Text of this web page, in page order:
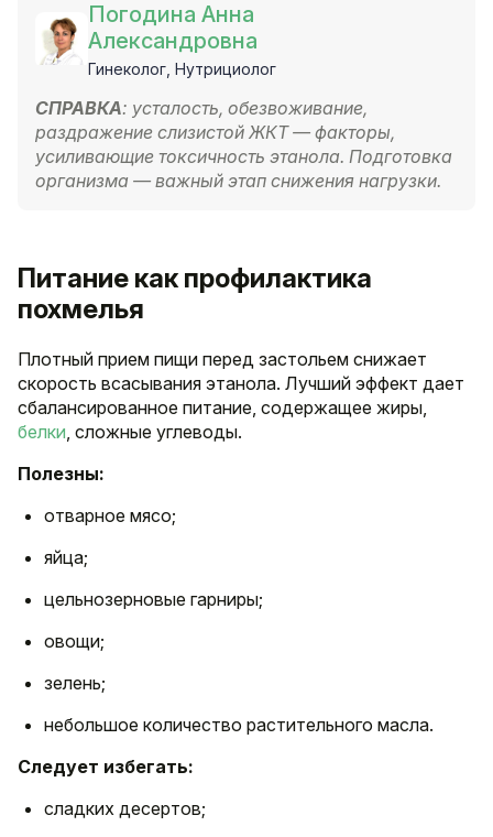
Погодина Анна
Александровна
Гинеколог, Нутрициолог
СПРАВКА: усталость, обезвоживание,
раздражение слизистой ЖКТ — факторы,
усиливающие токсичность этанола. Подготовка
организма — важный этап снижения нагрузки.
Питание как профилактика
похмелья
Плотный прием пищи перед застольем снижает
скорость всасывания этанола. Лучший эффект дает
сбалансированное питание, содержащее жиры,
белки , сложные углеводы.
Полезны:
отварное мясо;
яйца;
цельнозерновые гарниры;
овощи;
зелень;
небольшое количество растительного масла.
Следует избегать:
сладких десертов;